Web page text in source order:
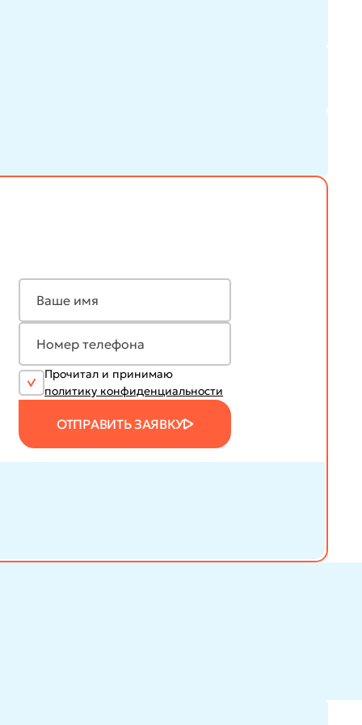
Прочитал и принимаю
политику конфиденциальности
ОТПРАВИТЬ ЗАЯВКУ